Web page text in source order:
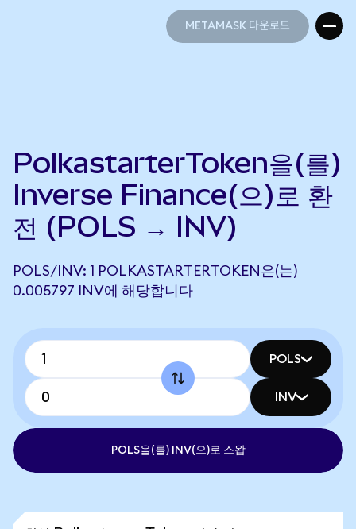
METAMASK 다운로드
PolkastarterToken을(를)
Inverse Finance(으)로 환
전 (POLS → INV)
POLS/INV: 1 POLKASTARTERTOKEN은(는)
0.005797 INV에 해당합니다
POLS
INV
POLS을(를) INV(으)로 스왑